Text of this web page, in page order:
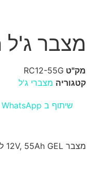
מצבר ג'ל 12V-55Ah
מק"ט RC12-55G
קטגוריה מצברי ג'ל
שיתוף ב WhatsApp
מצבר 12V, 55Ah GEL לעבודה מחזורית